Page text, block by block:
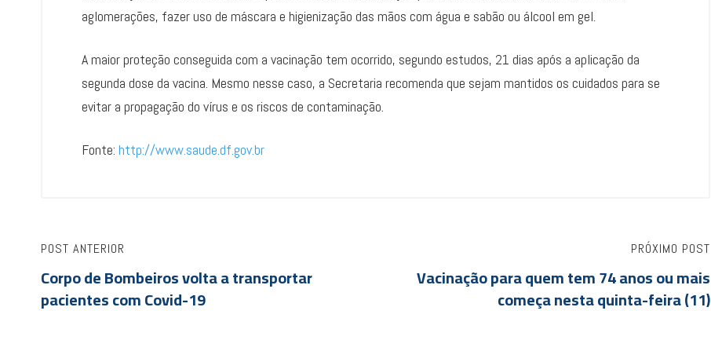
aglomerações, fazer uso de máscara e higienização das mãos com água e sabão ou álcool em gel.
A maior proteção conseguida com a vacinação tem ocorrido, segundo estudos, 21 dias após a aplicação da
segunda dose da vacina. Mesmo nesse caso, a Secretaria recomenda que sejam mantidos os cuidados para se
evitar a propagação do vírus e os riscos de contaminação.
Fonte: http://www.saude.df.gov.br
POST ANTERIOR
Corpo de Bombeiros volta a transportar
pacientes com Covid-19
PRÓXIMO POST
Vacinação para quem tem 74 anos ou mais
começa nesta quinta-feira (11)